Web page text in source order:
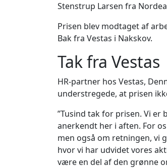
Stenstrup Larsen fra
Prisen blev modtaget af
Bak fra Vestas i Nakskov.
Tak fra Vestas
HR-partner hos Vestas,
understregede, at prisen
”Tusind tak for prisen. Vi er
anerkendt her i aften. For
men også om retningen, vi
hvor vi har udvidet vores
være en del af den grønne